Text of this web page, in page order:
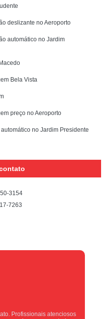
deslizante no Aeroporto
automático no Jardim
Bela Vista
preço no Aeroporto
no Jardim Presidente
3154
7263
, super organizados.